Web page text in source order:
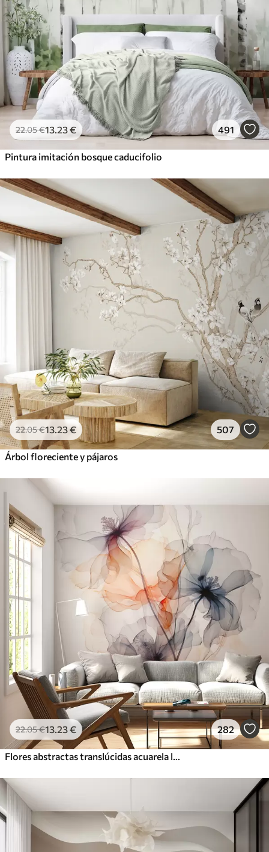
22.05€13 .23€ 491
Pintura imitación bosque caducifolio
22.05€13 .23€ 507
Árbol floreciente y pájaros
22.05€13 .23€ 282